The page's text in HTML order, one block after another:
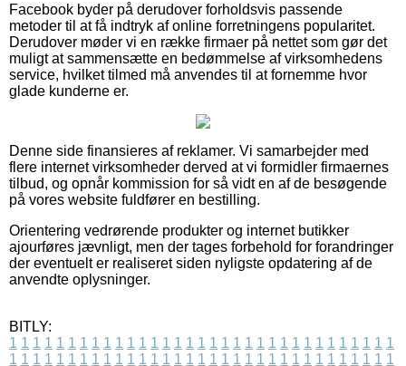
Facebook byder på derudover forholdsvis passende
metoder til at få indtryk af online forretningens popularitet.
Derudover møder vi en række firmaer på nettet som gør det
muligt at sammensætte en bedømmelse af virksomhedens
service, hvilket tilmed må anvendes til at fornemme hvor
glade kunderne er.
Denne side finansieres af reklamer. Vi samarbejder med
flere internet virksomheder derved at vi formidler firmaernes
tilbud, og opnår kommission for så vidt en af de besøgende
på vores website fuldfører en bestilling.
Orientering vedrørende produkter og internet butikker
ajourføres jævnligt, men der tages forbehold for forandringer
der eventuelt er realiseret siden nyligste opdatering af de
anvendte oplysninger.
BITLY:
1 1 1 1 1 1 1 1 1 1 1 1 1 1 1 1 1 1 1 1 1 1 1 1 1 1 1 1 1 1 1 1 1
1 1 1 1 1 1 1 1 1 1 1 1 1 1 1 1 1 1 1 1 1 1 1 1 1 1 1 1 1 1 1 1 1